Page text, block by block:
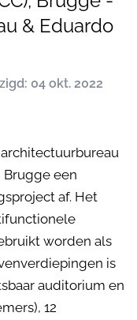
& Eduardo
04 okt. 2022
architectuurbureau
Brugge een
af. Het
worden als
is
auditorium en
12